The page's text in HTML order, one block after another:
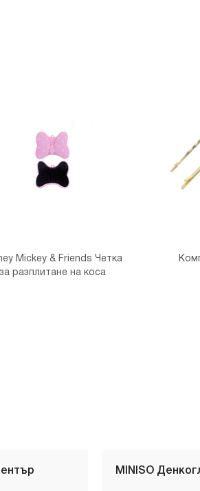
Mickey & Friends Четка
за разплитане на коса
MINISO